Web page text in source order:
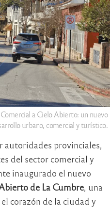
a Cielo Abierto: un nuevo
urbano, comercial y turístico.
autoridades provinciales,
del sector comercial y
inaugurado el nuevo
de La Cumbre, una
corazón de la ciudad y